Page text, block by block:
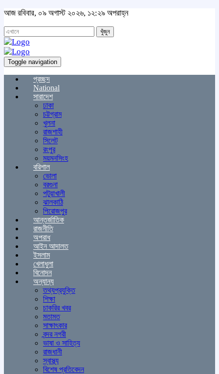
আজ রবিবার, ০৯ অগাস্ট ২০২৬, ১২:২৯ অপরাহ্ন
খুঁজুন
Toggle navigation
প্রচ্ছদ
National
সারাদেশ
ঢাকা
চট্টগ্রাম
খুলনা
রাজশাহী
সিলেট
রংপুর
ময়মনসিংহ
বরিশাল
ভোলা
বরগুনা
পটুয়াখালী
ঝালকাঠি
পিরোজপুর
আন্তর্জাতিক
রাজনীতি
অপরাধ
আইন আদালত
ইসলাম
খেলাধুলা
বিনোদন
অন্যান্য
তথ্যপ্রযুক্তি
শিক্ষা
চাকরির খবর
মতামত
সাক্ষাৎকার
বন্দর নগরী
ভাষা ও সাহিত্য
রাজধানী
স্বাস্থ্য
বিশেষ প্রতিবেদন